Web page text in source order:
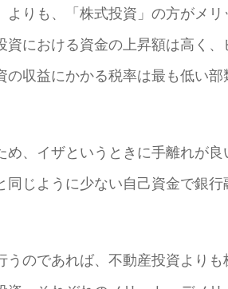
りも、「株式投資」の方がメリ
資における資金の上昇額は高く、
の収益にかかる税率は最も低い部
め、イザというときに手離れが良
じように少ない自己資金で銀行
のであれば、不動産投資よりも